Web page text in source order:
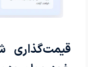
قیمت‌گذاری